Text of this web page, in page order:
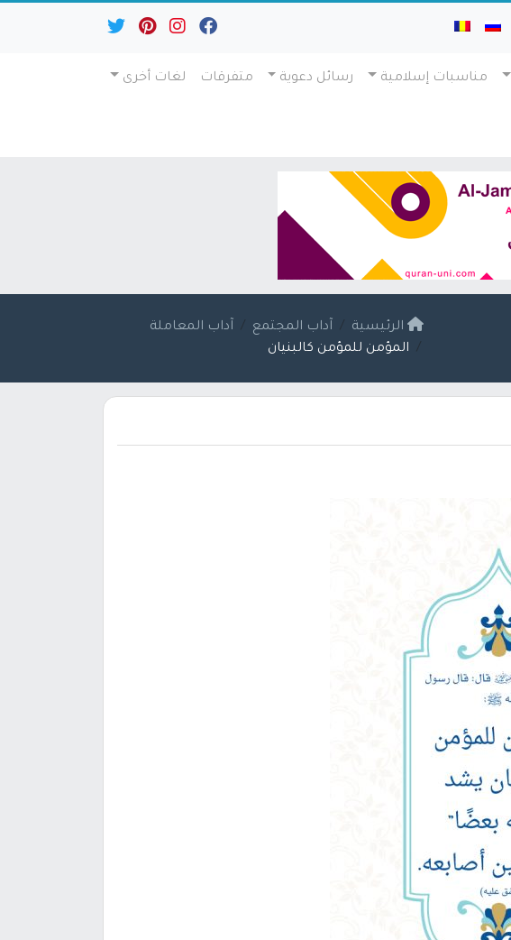
مناسبات إسلامية رسائل دعوية متفرقات لغات أخرى
الرئيسية آداب المجتمع
آداب المعاملة
المؤمن للمؤمن كالبنيان